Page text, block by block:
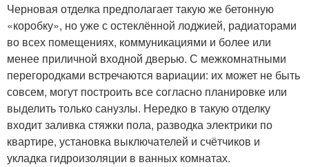
Черновая отделка предполагает такую же бетонную
«коробку», но уже с остеклённой лоджией, радиаторами
во всех помещениях, коммуникациями и более или
менее приличной входной дверью. С межкомнатными
перегородками встречаются вариации: их может не быть
совсем, могут построить все согласно планировке или
выделить только санузлы. Нередко в такую отделку
входит заливка стяжки пола, разводка электрики по
квартире, установка выключателей и счётчиков и
укладка гидроизоляции в ванных комнатах.